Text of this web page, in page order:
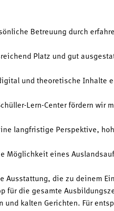
Betreuung durch
Platz und gut
und theoretische Inhalte
Lern-Center fördern wir
langfristige Perspektive,
eines
die zu deinem
für die gesamte
kalten Gerichten. Für